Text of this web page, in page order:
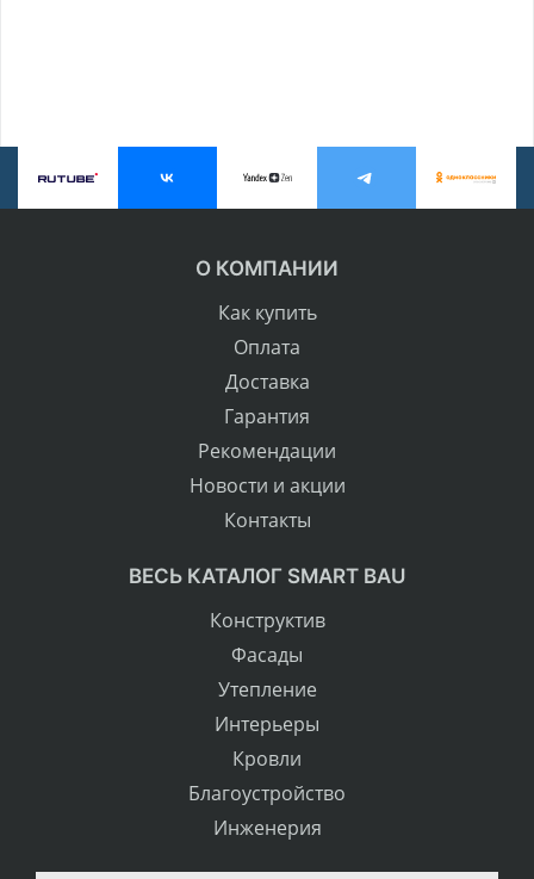
О КОМПАНИИ
Как купить
Оплата
Доставка
Гарантия
Рекомендации
Новости и акции
Контакты
ВЕСЬ КАТАЛОГ SMART BAU
Конструктив
Фасады
Утепление
Интерьеры
Кровли
Благоустройство
Инженерия